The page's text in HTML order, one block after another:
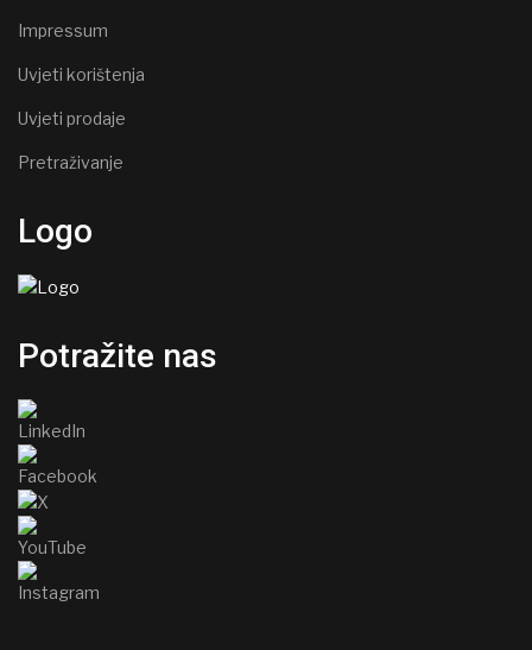
Impressum
Uvjeti korištenja
Uvjeti prodaje
Pretraživanje
Logo
Potražite nas